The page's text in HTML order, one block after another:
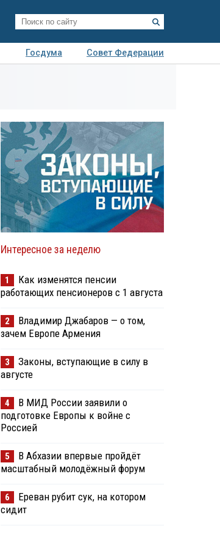
Госдума
Совет Федерации
Интересное за неделю
1
Как изменятся пенсии
работающих пенсионеров с 1 августа
2
Владимир Джабаров — о том,
зачем Европе Армения
3
Законы, вступающие в силу в
августе
4
В МИД России заявили о
подготовке Европы к войне с
Россией
5
В Абхазии впервые пройдёт
масштабный молодёжный форум
6
Ереван рубит сук, на котором
сидит